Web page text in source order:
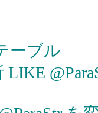
ーブル
LIKE